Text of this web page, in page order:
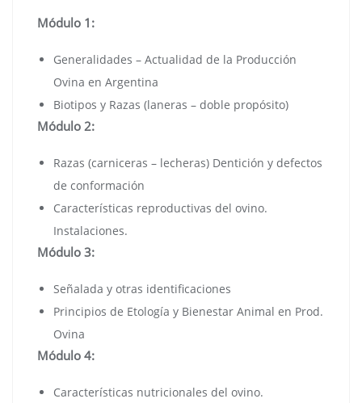
Módulo 1:
Generalidades – Actualidad de la Producción
Ovina en Argentina
Biotipos y Razas (laneras – doble propósito)
Módulo 2:
Razas (carniceras – lecheras) Dentición y defectos
de conformación
Características reproductivas del ovino.
Instalaciones.
Módulo 3:
Señalada y otras identificaciones
Principios de Etología y Bienestar Animal en Prod.
Ovina
Módulo 4:
Características nutricionales del ovino.